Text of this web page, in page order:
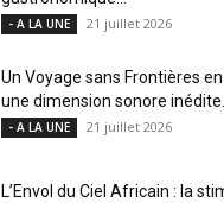
- A LA UNE 21 juillet 2026
Un Voyage sans Frontières
une dimension sonore
- A LA UNE 21 juillet 2026
L’Envol du Ciel Africain : la